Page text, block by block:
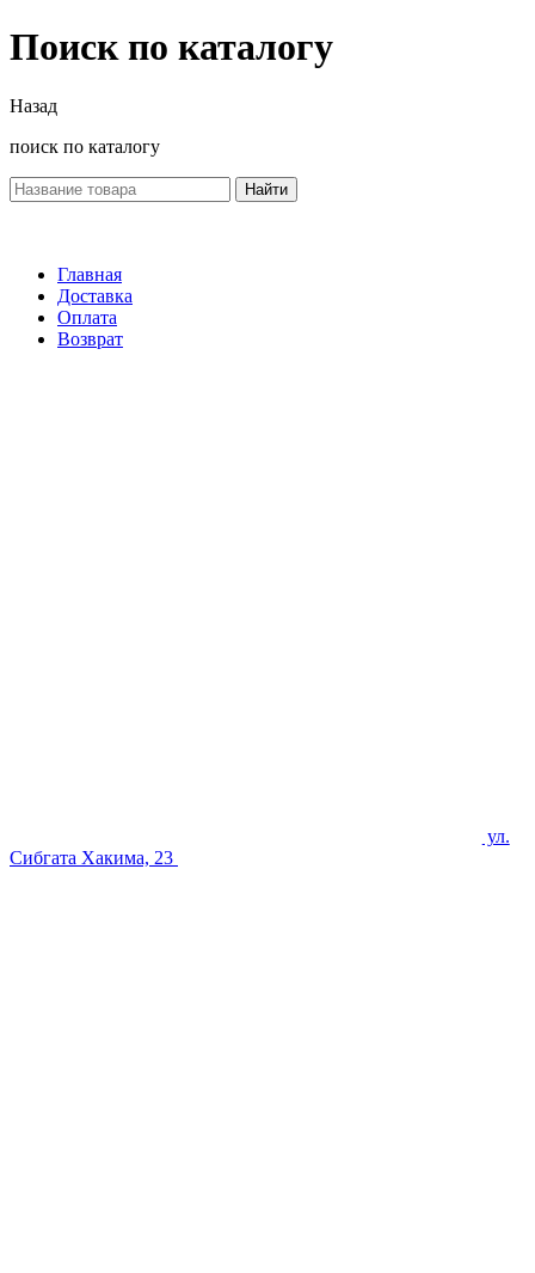
Поиск по каталогу
Назад
поиск по каталогу
Найти
Главная
Доставка
Оплата
Возврат
ул.
Сибгата Хакима, 23